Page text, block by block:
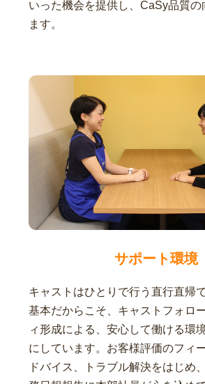
いった機会を提供し、CaSy品質の
ます。
サポート環境
キャストはひとりで行う直行直帰
基本だからこそ、キャストフォロ
ィ形成による、安心して働ける環
にしています。お客様評価のフィ
ドバイス、トラブル解決をはじめ